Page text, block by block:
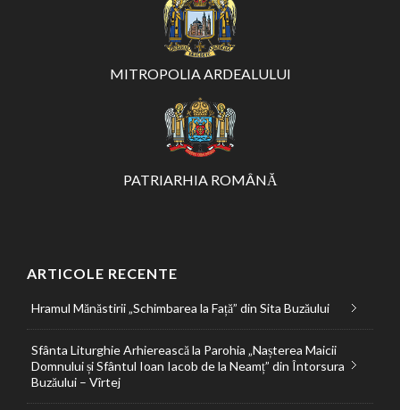
MITROPOLIA ARDEALULUI
PATRIARHIA ROMÂNĂ
ARTICOLE RECENTE
Hramul Mănăstirii „Schimbarea la Față” din Sita Buzăului
Sfânta Liturghie Arhierească la Parohia „Nașterea Maicii
Domnului și Sfântul Ioan Iacob de la Neamț” din Întorsura
Buzăului – Vîrtej